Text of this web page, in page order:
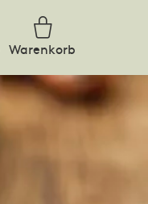
Warenkorb